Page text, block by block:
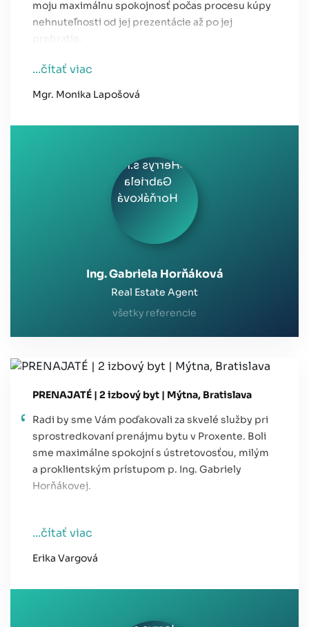
moju maximálnu spokojnosť počas procesu kúpy
nehnuteľnosti od jej prezentácie až po jej
prebratie.
...čítať viac
Mgr. Monika Lapošová
Ing. Gabriela Horňáková
Real Estate Agent
všetky referencie
PRENAJATÉ | 2 izbový byt | Mýtna, Bratislava
Radi by sme Vám poďakovali za skvelé služby pri
sprostredkovaní prenájmu bytu v Proxente. Boli
sme maximálne spokojní s ústretovosťou, milým
a proklientským prístupom p. Ing. Gabriely
Horňákovej.
...čítať viac
Erika Vargová